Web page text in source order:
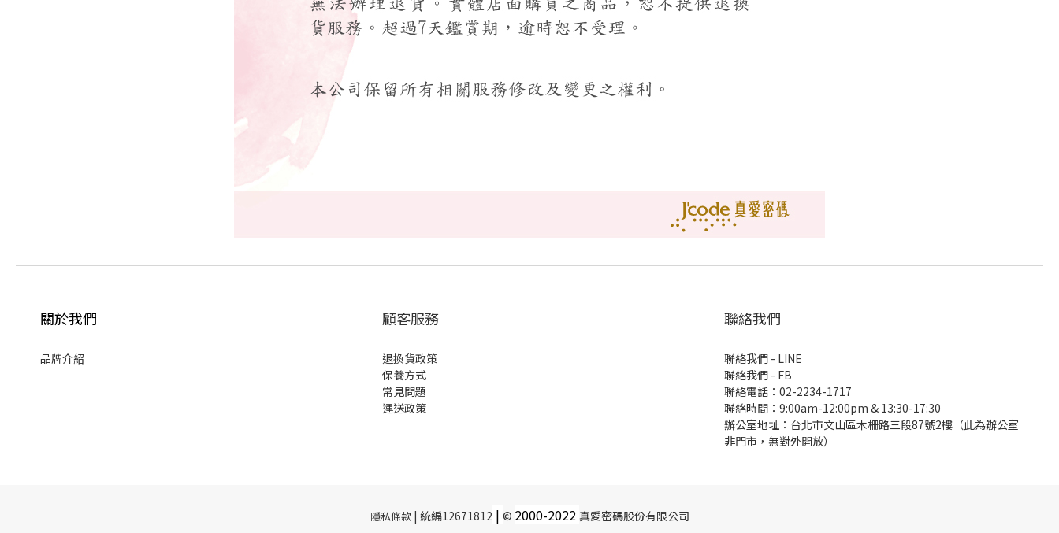
關於我們
品牌介紹
顧客服務
退換貨政策
保養方式
常見問題
運送政策
聯絡我們
聯絡我們 - LINE
聯絡我們 - FB
聯絡電話：02-2234-1717
聯絡時間：9:00am-12:00pm & 13:30-17:30
辦公室地址：台北市文山區木柵路三段87號2樓（此為辦公室
非門市，無對外開放）
隱私條款| 統編12671812 | © 2000-2022 真愛密碼股份有限公司